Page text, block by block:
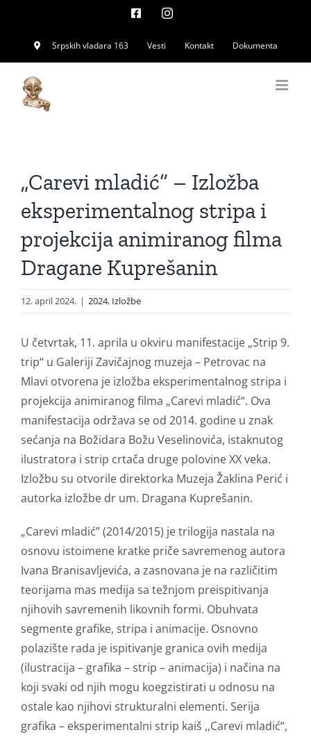
content
FacebookInstagram
Srpskih vladara 163 Vesti Kontakt Dokumenta
„Carevi mladić“ – Izložba
eksperimentalnog stripa i
projekcija animiranog filma
Dragane Kuprešanin
12. april 2024. | 2024, Izložbe
U četvrtak, 11. aprila u okviru manifestacije „Strip 9.
trip“ u Galeriji Zavičajnog muzeja – Petrovac na
Mlavi otvorena je izložba eksperimentalnog stripa i
projekcija animiranog filma „Carevi mladić“. Ova
manifestacija održava se od 2014. godine u znak
sećanja na Božidara Božu Veselinovića, istaknutog
ilustratora i strip crtača druge polovine XX veka.
Izložbu su otvorile direktorka Muzeja Žaklina Perić i
autorka izložbe dr um. Dragana Kuprešanin.
„Carevi mladić” (2014/2015) je trilogija nastala na
osnovu istoimene kratke priče savremenog autora
Ivana Branisavljevića, a zasnovana je na različitim
teorijama mas medija sa težnjom preispitivanja
njihovih savremenih likovnih formi. Obuhvata
segmente grafike, stripa i animacije. Osnovno
polazište rada je ispitivanje granica ovih medija
(ilustracija – grafika – strip – animacija) i načina na
koji svaki od njih mogu koegzistirati u odnosu na
ostale kao njihovi strukturalni elementi. Serija
grafika – eksperimentalni strip kaiš ,,Carevi mladić“,